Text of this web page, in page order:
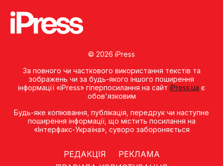
© 2026 iPress
За повного чи часткового використання текстів та
зображень чи за будь-якого іншого поширення
інформації «iPress» гіперпосилання на сайт iPress.ua є
обов'язковим
Будь-яке копiювання, публiкацiя, передрук чи наступне
поширення iнформацiї, що мiстить посилання на
«Iнтерфакс-Україна», суворо забороняється
РЕДАКЦІЯ
РЕКЛАМА